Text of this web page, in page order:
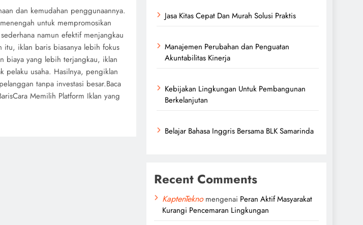
dan kemudahan penggunaannya.
untuk mempromosikan
namun efektif menjangkau
iklan baris biasanya lebih fokus
biaya yang lebih terjangkau, iklan
pelaku usaha. Hasilnya, pengiklan
tanpa investasi besar.Baca
Memilih Platform Iklan yang
Jasa Kitas Cepat Dan Murah Solusi Praktis
Manajemen Perubahan dan Penguatan
Akuntabilitas Kinerja
Kebijakan Lingkungan Untuk Pembangunan
Berkelanjutan
Belajar Bahasa Inggris Bersama BLK Samarinda
Recent Comments
KaptenTeknomengenai Peran Aktif Masyarakat
Kurangi Pencemaran Lingkungan